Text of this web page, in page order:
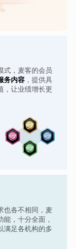
式，麦客的会员
务内容，提供具
，让业绩增长更
也各不相同，麦
能，十分全面，
满足各机构的多